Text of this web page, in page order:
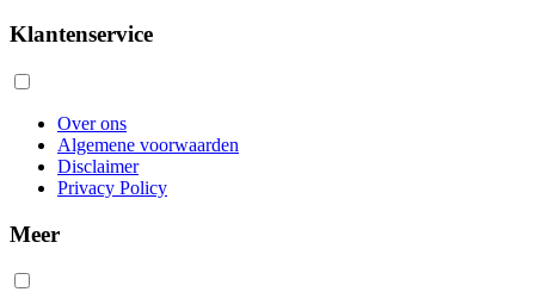
Klantenservice
Over ons
Algemene voorwaarden
Disclaimer
Privacy Policy
Meer